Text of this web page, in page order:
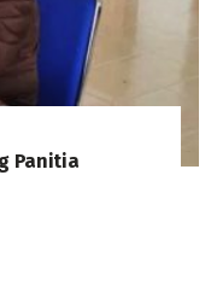
Panitia